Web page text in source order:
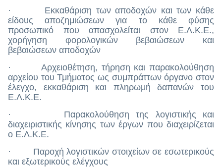
· Εκκαθάριση των αποδοχών και των κάθε
είδους αποζημιώσεων για το κάθε φύσης
προσωπικό που απασχολείται στον Ε.Λ.Κ.Ε.,
χορήγηση φορολογικών βεβαιώσεων και
βεβαιώσεων αποδοχών
· Αρχειοθέτηση, τήρηση και παρακολούθηση
αρχείου του Τμήματος ως συμπράττων όργανο στον
έλεγχο, εκκαθάριση και πληρωμή δαπανών του
Ε.Λ.Κ.Ε.
· Παρακολούθηση της λογιστικής και
διαχειριστικής κίνησης των έργων που διαχειρίζεται
ο Ε.Λ.Κ.Ε.
· Παροχή λογιστικών στοιχείων σε εσωτερικούς
και εξωτερικούς ελέγχους